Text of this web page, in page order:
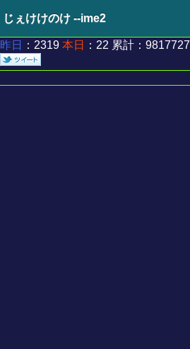
じぇけけのけ --ime2
昨日 ：2319 本日 ：22 累計：9817727